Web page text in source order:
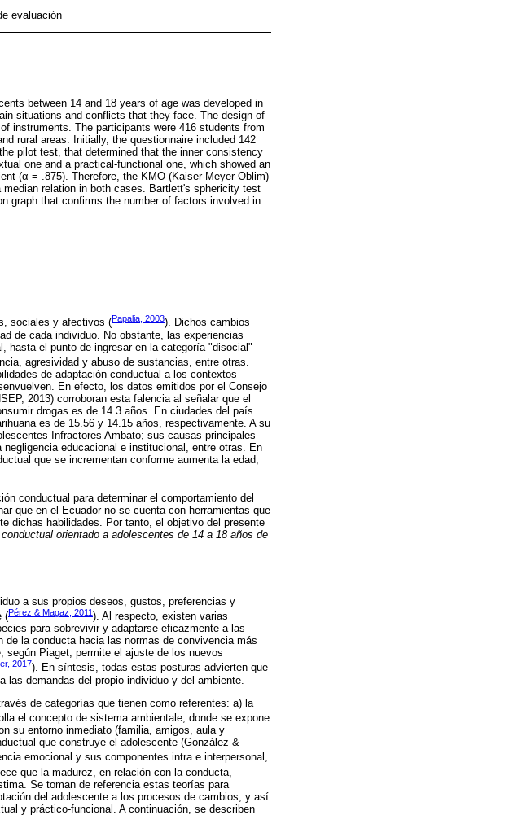
evaluación
between 14 and 18 years of age was developed in
situations and conflicts that they face. The design of
instruments. The participants were 416 students from
rural areas. Initially, the questionnaire included 142
pilot test, that determined that the inner consistency
one and a practical-functional one, which showed an
(α = .875). Therefore, the KMO (Kaiser-Meyer-Oblim)
relation in both cases. Bartlett's sphericity test
graph that confirms the number of factors involved in
sociales y afectivos (Papalia, 2003). Dichos cambios
de cada individuo. No obstante, las experiencias
hasta el punto de ingresar en la categoría "disocial"
agresividad y abuso de sustancias, entre otras.
de adaptación conductual a los contextos
En efecto, los datos emitidos por el Consejo
2013) corroboran esta falencia al señalar que el
drogas es de 14.3 años. En ciudades del país
es de 15.56 y 14.15 años, respectivamente. A su
Infractores Ambato; sus causas principales
educacional e institucional, entre otras. En
que se incrementan conforme aumenta la edad,
conductual para determinar el comportamiento del
que en el Ecuador no se cuenta con herramientas que
dichas habilidades. Por tanto, el objetivo del presente
orientado a adolescentes de 14 a 18 años de
a sus propios deseos, gustos, preferencias y
(Pérez & Magaz, 2011). Al respecto, existen varias
para sobrevivir y adaptarse eficazmente a las
la conducta hacia las normas de convivencia más
Piaget, permite el ajuste de los nuevos
2017). En síntesis, todas estas posturas advierten que
demandas del propio individuo y del ambiente.
de categorías que tienen como referentes: a) la
el concepto de sistema ambientale, donde se expone
su entorno inmediato (familia, amigos, aula y
que construye el adolescente (González &
emocional y sus componentes intra e interpersonal,
que la madurez, en relación con la conducta,
Se toman de referencia estas teorías para
del adolescente a los procesos de cambios, y así
y práctico-funcional. A continuación, se describen